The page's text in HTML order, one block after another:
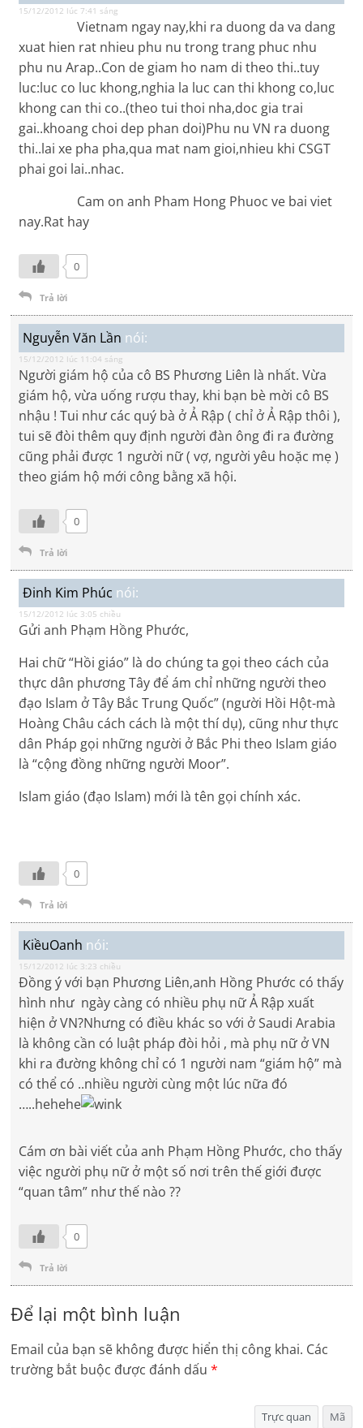
15/12/2012 lúc 7:41 sáng
Vietnam ngay nay,khi ra duong da va dang
xuat hien rat nhieu phu nu trong trang phuc nhu
phu nu Arap..Con de giam ho nam di theo thi..tuy
luc:luc co luc khong,nghia la luc can thi khong co,luc
khong can thi co..(theo tui thoi nha,doc gia trai
gai..khoang choi dep phan doi)Phu nu VN ra duong
thi..lai xe pha pha,qua mat nam gioi,nhieu khi CSGT
phai goi lai..nhac.
Cam on anh Pham Hong Phuoc ve bai viet
nay.Rat hay
0
Trả lời
Nguyễn Văn Lần nói:
15/12/2012 lúc 11:04 sáng
Người giám hộ của cô BS Phương Liên là nhất. Vừa
giám hộ, vừa uống rượu thay, khi bạn bè mời cô BS
nhậu ! Tui như các quý bà ở Ả Rập ( chỉ ở Ả Rập thôi ),
tui sẽ đòi thêm quy định người đàn ông đi ra đường
cũng phải được 1 người nữ ( vợ, người yêu hoặc mẹ )
theo giám hộ mới công bằng xã hội.
0
Trả lời
Đinh Kim Phúc nói:
15/12/2012 lúc 3:05 chiều
Gửi anh Phạm Hồng Phước,
Hai chữ “Hồi giáo” là do chúng ta gọi theo cách của
thực dân phương Tây để ám chỉ những người theo
đạo Islam ở Tây Bắc Trung Quốc” (người Hồi Hột-mà
Hoàng Châu cách cách là một thí dụ), cũng như thực
dân Pháp gọi những người ở Bắc Phi theo Islam giáo
là “cộng đồng những người Moor”.
Islam giáo (đạo Islam) mới là tên gọi chính xác.
0
Trả lời
KiềuOanh nói:
15/12/2012 lúc 3:23 chiều
Đồng ý với bạn Phương Liên,anh Hồng Phước có thấy
hình như ngày càng có nhiều phụ nữ Ả Rập xuất
hiện ở VN?Nhưng có điều khác so với ở Saudi Arabia
là không cần có luật pháp đòi hỏi , mà phụ nữ ở VN
khi ra đường không chỉ có 1 người nam “giám hộ” mà
có thể có ..nhiều người cùng một lúc nữa đó
…..hehehe
Cám ơn bài viết của anh Phạm Hồng Phước, cho thấy
việc người phụ nữ ở một số nơi trên thế giới được
“quan tâm” như thế nào ??
0
Trả lời
Để lại một bình luận
Email của bạn sẽ không được hiển thị công khai. Các
trường bắt buộc được đánh dấu*
Trực quan Mã